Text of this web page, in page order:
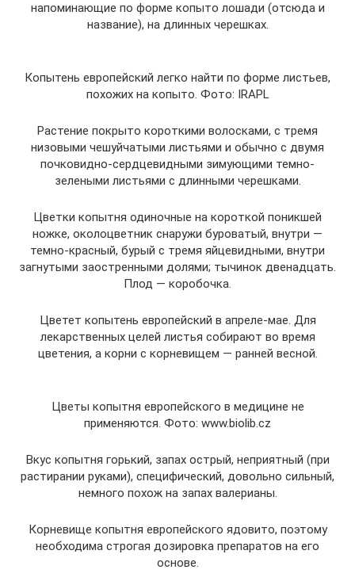
напоминающие по форме копыто лошади (отсюда и
название), на длинных черешках.
Копытень европейский легко найти по форме листьев,
похожих на копыто. Фото: IRAPL
Растение покрыто короткими волосками, с тремя
низовыми чешуйчатыми листьями и обычно с двумя
почковидно-сердцевидными зимующими темно-
зелеными листьями с длинными черешками.
Цветки копытня одиночные на короткой поникшей
ножке, околоцветник снаружи буроватый, внутри —
темно-красный, бурый с тремя яйцевидными, внутри
загнутыми заостренными долями; тычинок двенадцать.
Плод — коробочка.
Цветет копытень европейский в апреле-мае. Для
лекарственных целей листья собирают во время
цветения, а корни с корневищем — ранней весной.
Цветы копытня европейского в медицине не
применяются. Фото: www.biolib.cz
Вкус копытня горький, запах острый, неприятный (при
растирании руками), специфический, довольно сильный,
немного похож на запах валерианы.
Корневище копытня европейского ядовито, поэтому
необходима строгая дозировка препаратов на его
основе.